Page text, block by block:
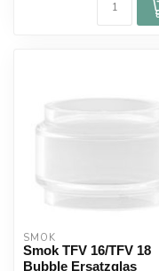
SMOK
Smok TFV 16/TFV 18
Bubble Ersatzglas